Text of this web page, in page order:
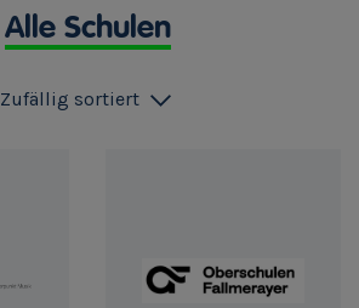
Alle Schulen
Zufällig sortiert